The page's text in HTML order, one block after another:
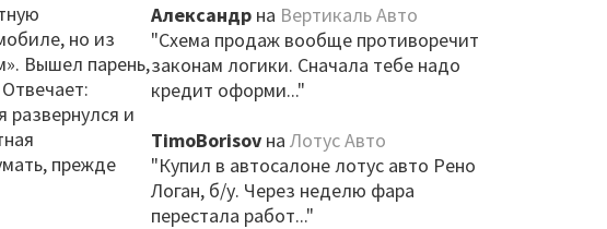
но из
Вышел парень,
развернулся и
прежде
Александрна Вертикаль Авто
"Схема продаж вообще противоречит
законам логики. Сначала тебе надо
кредит оформи..."
TimoBorisovна Лотус Авто
"Купил в автосалоне лотус авто Рено
Логан, б/у. Через неделю фара
перестала работ..."